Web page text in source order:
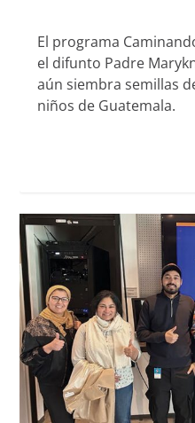
El programa
el difunto Padre
aún siembra semillas
niños de Guatemala.